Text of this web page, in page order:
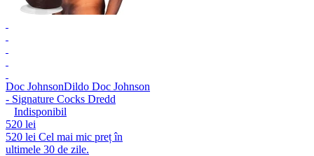
Doc JohnsonDildo Doc Johnson
- Signature Cocks Dredd
Indisponibil
520 lei
520 lei Cel mai mic preț în
ultimele 30 de zile.